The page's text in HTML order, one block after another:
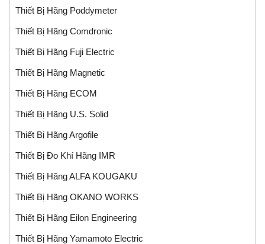
Thiết Bị Hãng Poddymeter
Thiết Bị Hãng Comdronic
Thiết Bị Hãng Fuji Electric
Thiết Bị Hãng Magnetic
Thiết Bị Hãng ECOM
Thiết Bị Hãng U.S. Solid
Thiết Bị Hãng Argofile
Thiết Bị Đo Khí Hãng IMR
Thiết Bị Hãng ALFA KOUGAKU
Thiết Bị Hãng OKANO WORKS
Thiết Bị Hãng Eilon Engineering
Thiết Bị Hãng Yamamoto Electric